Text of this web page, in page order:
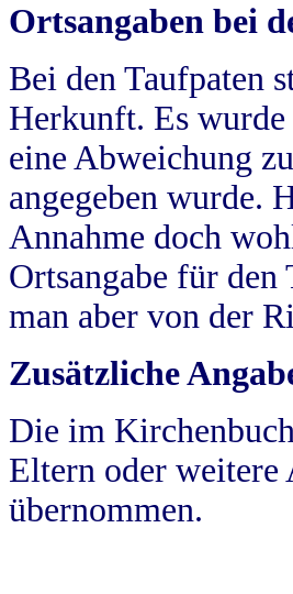
Ortsangaben bei
Bei den Taufpaten
Herkunft. Es wurde
eine Abweichung
angegeben wurde.
Annahme doch
Ortsangabe für den
man aber von der
Zusätzliche
Die im
Eltern oder weitere
übernommen.